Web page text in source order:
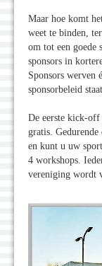
Maar hoe komt
weet te binden,
om tot een goede
sponsors in
Sponsors werven
sponsorbeleid
De eerste kick-off
gratis.
en kunt u uw
4 workshops.
vereniging wordt